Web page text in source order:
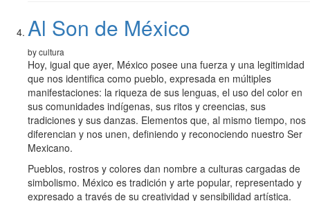
Al Son de México
by cultura
Hoy, igual que ayer, México posee una fuerza y una legitimidad
que nos identifica como pueblo, expresada en múltiples
manifestaciones: la riqueza de sus lenguas, el uso del color en
sus comunidades indígenas, sus ritos y creencias, sus
tradiciones y sus danzas. Elementos que, al mismo tiempo, nos
diferencian y nos unen, definiendo y reconociendo nuestro Ser
Mexicano.
Pueblos, rostros y colores dan nombre a culturas cargadas de
simbolismo. México es tradición y arte popular, representado y
expresado a través de su creatividad y sensibilidad artística.